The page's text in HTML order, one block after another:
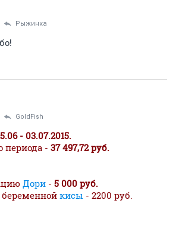
Рыжинка
GoldFish
- 03.07.2015.
периода - 37 497,72 руб.
Дори - 5 000 руб.
кисы - 2200 руб.